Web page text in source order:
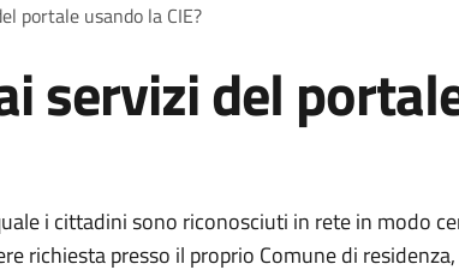
portale usando la CIE?
servizi del
i cittadini sono riconosciuti in rete in modo
richiesta presso il proprio Comune di